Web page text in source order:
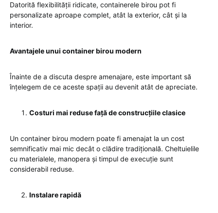
Datorită flexibilității ridicate, containerele birou pot fi
personalizate aproape complet, atât la exterior, cât și la
interior.
Avantajele unui container birou modern
Înainte de a discuta despre amenajare, este important să
înțelegem de ce aceste spații au devenit atât de apreciate.
Costuri mai reduse față de construcțiile clasice
Un container birou modern poate fi amenajat la un cost
semnificativ mai mic decât o clădire tradițională. Cheltuielile
cu materialele, manopera și timpul de execuție sunt
considerabil reduse.
Instalare rapidă